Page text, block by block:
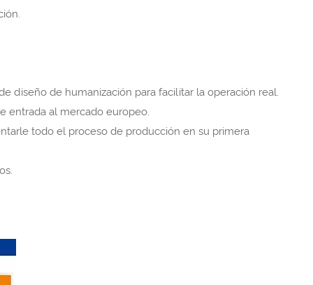
diseño de humanización para facilitar la operación real.
entrada al mercado europeo.
todo el proceso de producción en su primera